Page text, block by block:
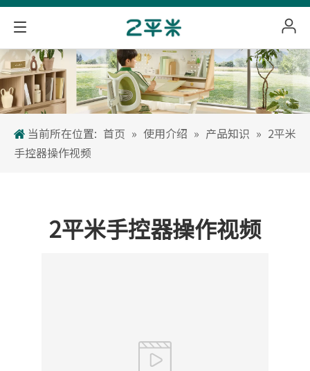
当前所在位置: 首页 » 使用介绍 » 产品知识 » 2平米
手控器操作视频
2平米手控器操作视频